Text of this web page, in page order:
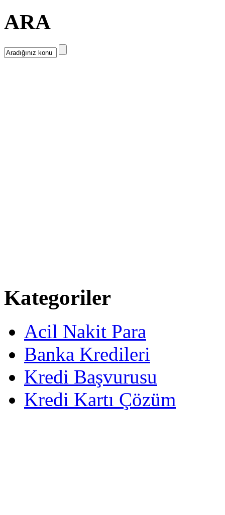
ARA
Kategoriler
Acil Nakit Para
Banka Kredileri
Kredi Başvurusu
Kredi Kartı Çözüm